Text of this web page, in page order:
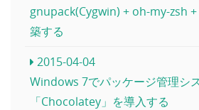
gnupack(Cygwin) + oh-my-zsh
築する
2015-04-04
Windows 7でパッケージ管理シ
「Chocolatey」を導入する